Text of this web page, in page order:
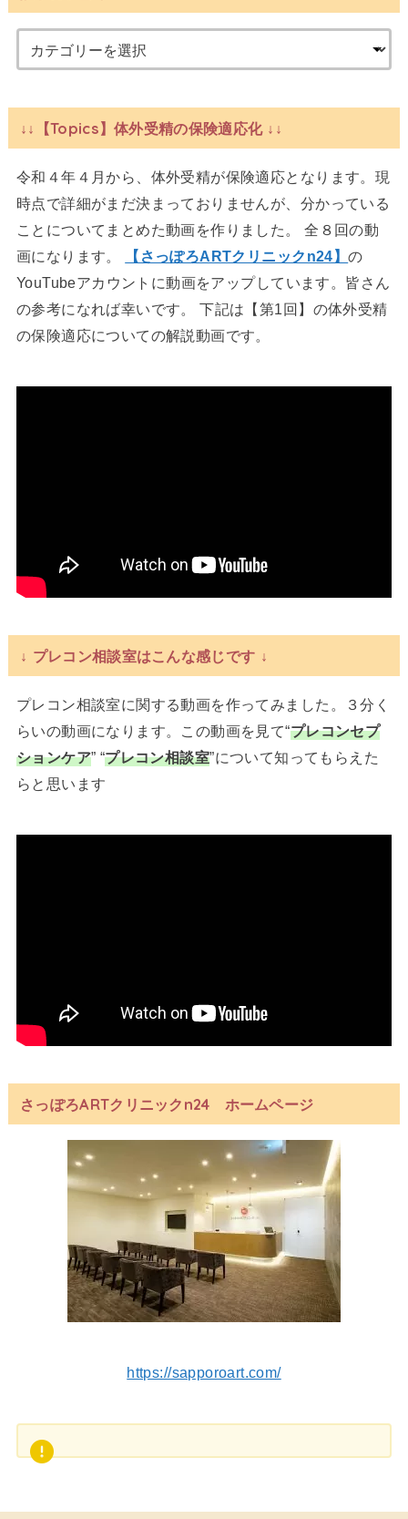
↓↓【Topics】体外受精の保険適応化 ↓↓
令和４年４月から、体外受精が保険適応となります。現
時点で詳細がまだ決まっておりませんが、分かっている
ことについてまとめた動画を作りました。 全８回の動
画になります。
【さっぽろARTクリニックn24】の
YouTubeアカウントに動画をアップしています。皆さん
の参考になれば幸いです。 下記は【第1回】の体外受精
の保険適応についての解説動画です。
↓ プレコン相談室はこんな感じです ↓
プレコン相談室に関する動画を作ってみました。３分く
らいの動画になります。この動画を見て“プレコンセプ
ションケア” “プレコン相談室”について知ってもらえた
らと思います
さっぽろARTクリニックn24 ホームページ
https://sapporoart.com/